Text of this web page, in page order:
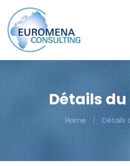
Détails du
Home Détails